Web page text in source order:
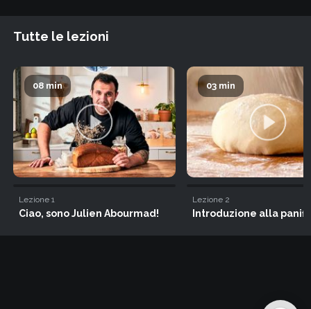
Tutte le lezioni
08 min
Lezione 1
Ciao, sono Julien Abourmad!
03 min
Lezione 2